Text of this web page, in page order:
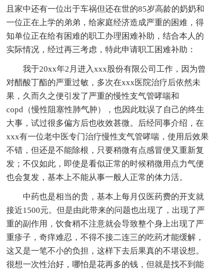
且家中还有一位出于车祸但还在世的85岁高龄的奶奶和
一位正在上学的弟弟，给家庭经济造成严重的困难，得
知单位正在给有困难的职工办理困难补助，结合本人的
实际情况，经过再三考虑，特此申请职工困难补助：
我于20xx年2月进入xxx股份有限公司工作，因为曾
对醋酸丁酯的严重过敏，多次在xxx医院治疗后依然未
果，久而久之便引发了严重的慢性支气管哮喘和
copd（慢性阻塞性肺气肿），也因此耽误了自己的终生
大事，试过很多偏方后也收效甚微。后经同事介绍，在
xxx有一位老中医专门治疗慢性支气管哮喘，使用后效果
不错，但还是不能除根，只要稍微有点感冒便又重新复
发；不仅如此，即使是看似正常的时候稍微用点力气便
也会复发，基本上不能从事一般人正常的体力活。
中药也是相当的贵，基本上每月仅医药费的开支就
接近1500元。但是由此带来的问题也出现了，出现了严
重的副作用，饮食稍不注意就会导致整个身上出现了严
重疹子，奇痒难忍，不得不接二连三的吃药才能缓解，
这又是一笔不小的负担，这样下去后果真的不堪设想。
很想一次性治好，哪怕是花再多的钱，但就是找不到能